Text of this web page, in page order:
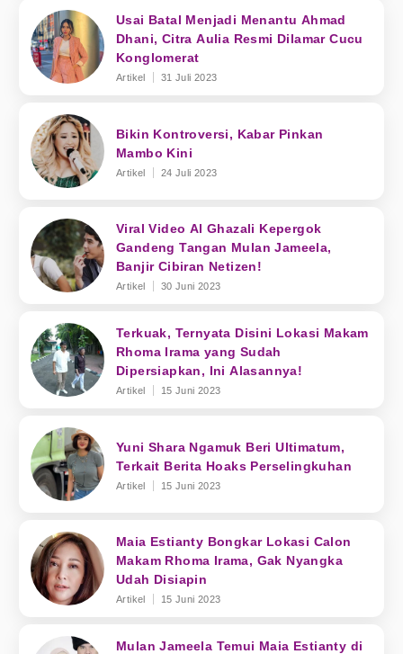
Usai Batal Menjadi Menantu Ahmad
Dhani, Citra Aulia Resmi Dilamar Cucu
Konglomerat
Artikel 31 Juli 2023
Bikin Kontroversi, Kabar Pinkan
Mambo Kini
Artikel 24 Juli 2023
Viral Video Al Ghazali Kepergok
Gandeng Tangan Mulan Jameela,
Banjir Cibiran Netizen!
Artikel 30 Juni 2023
Terkuak, Ternyata Disini Lokasi Makam
Rhoma Irama yang Sudah
Dipersiapkan, Ini Alasannya!
Artikel 15 Juni 2023
Yuni Shara Ngamuk Beri Ultimatum,
Terkait Berita Hoaks Perselingkuhan
Artikel 15 Juni 2023
Maia Estianty Bongkar Lokasi Calon
Makam Rhoma Irama, Gak Nyangka
Udah Disiapin
Artikel 15 Juni 2023
Mulan Jameela Temui Maia Estianty di